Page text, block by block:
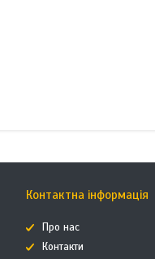
Контактна інформація
Про нас
Контакти